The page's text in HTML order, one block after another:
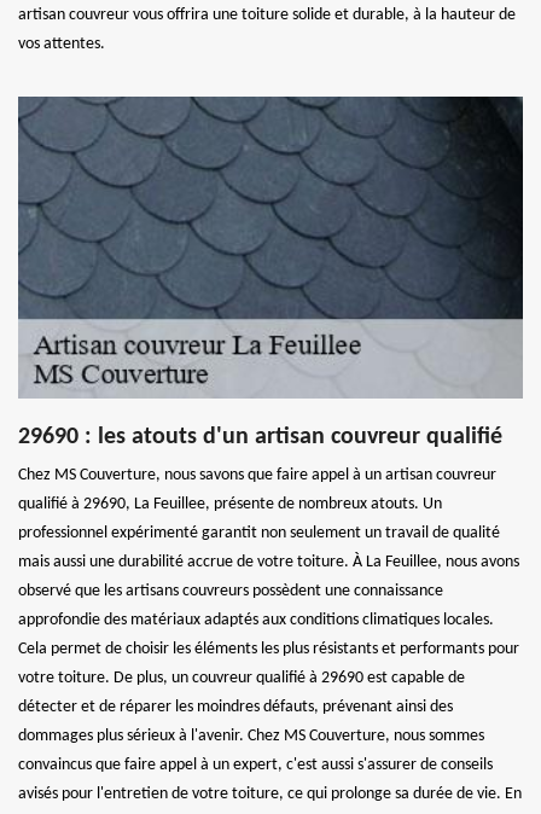
artisan couvreur vous offrira une toiture solide et durable, à la hauteur de
vos attentes.
29690 : les atouts d'un artisan couvreur qualifié
Chez MS Couverture, nous savons que faire appel à un artisan couvreur
qualifié à 29690, La Feuillee, présente de nombreux atouts. Un
professionnel expérimenté garantit non seulement un travail de qualité
mais aussi une durabilité accrue de votre toiture. À La Feuillee, nous avons
observé que les artisans couvreurs possèdent une connaissance
approfondie des matériaux adaptés aux conditions climatiques locales.
Cela permet de choisir les éléments les plus résistants et performants pour
votre toiture. De plus, un couvreur qualifié à 29690 est capable de
détecter et de réparer les moindres défauts, prévenant ainsi des
dommages plus sérieux à l'avenir. Chez MS Couverture, nous sommes
convaincus que faire appel à un expert, c'est aussi s'assurer de conseils
avisés pour l'entretien de votre toiture, ce qui prolonge sa durée de vie. En